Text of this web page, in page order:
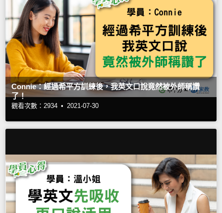
Connie：經過希平方訓練後，我英文口說竟然被外師稱讚
了！
觀看次數：2934 • 2021-07-30